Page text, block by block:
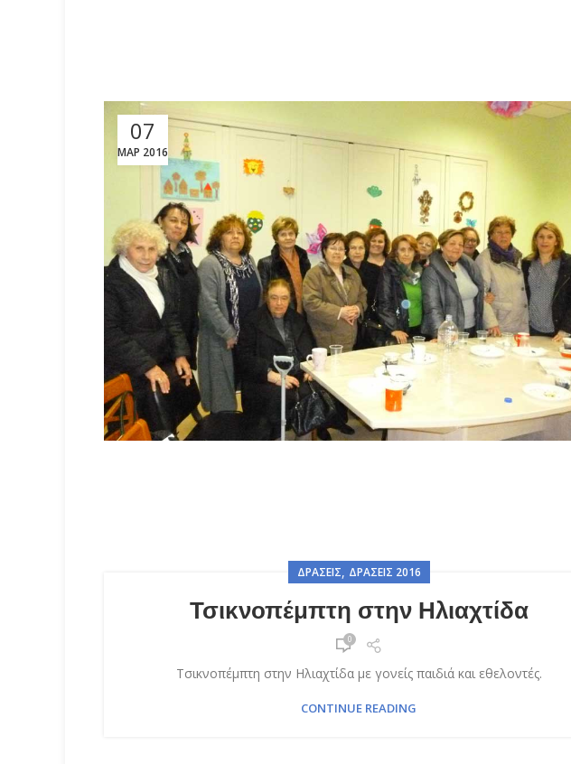
07
ΜΑΡ 2016
ΔΡΆΣΕΙΣ, ΔΡΆΣΕΙΣ 2016
Τσικνοπέμπτη στην Ηλιαχτίδα
0
Τσικνοπέμπτη στην Ηλιαχτίδα με γονείς παιδιά και εθελοντές.
CONTINUE READING